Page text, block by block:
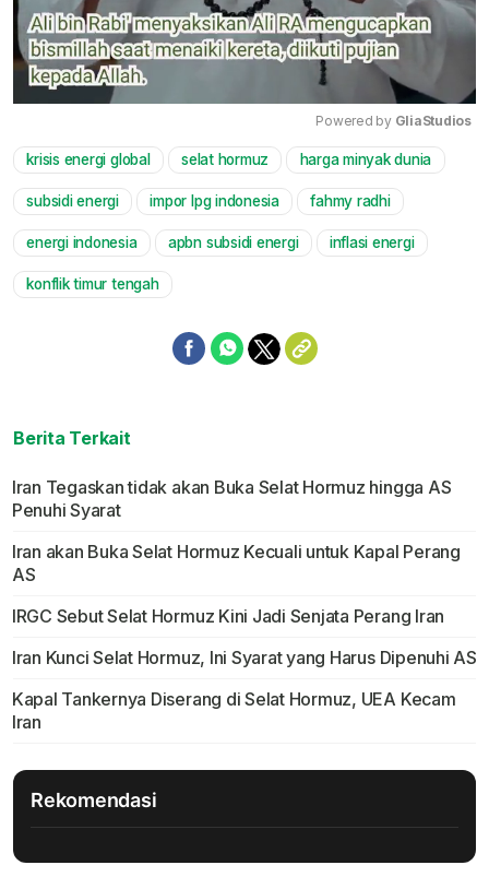
Mute
Powered by GliaStudios
krisis energi global selat hormuz harga minyak dunia
subsidi energi impor lpg indonesia fahmy radhi
energi indonesia apbn subsidi energi inflasi energi
konflik timur tengah
Berita Terkait
Iran Tegaskan tidak akan Buka Selat Hormuz hingga AS
Penuhi Syarat
Iran akan Buka Selat Hormuz Kecuali untuk Kapal Perang
AS
IRGC Sebut Selat Hormuz Kini Jadi Senjata Perang Iran
Iran Kunci Selat Hormuz, Ini Syarat yang Harus Dipenuhi AS
Kapal Tankernya Diserang di Selat Hormuz, UEA Kecam
Iran
Rekomendasi